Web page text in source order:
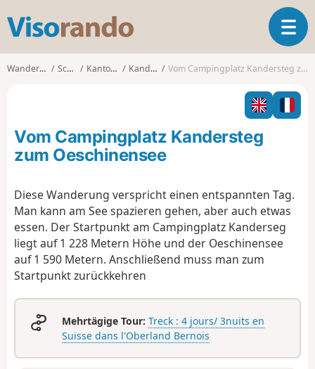
s
o
o
T
o
g
l
n
a
t
Wanderungen Schweiz Kanton Bern Kandersteg Vom Campingplatz Kandersteg zum Oeschinensee
Vom Campingplatz Kandersteg
zum Oeschinensee
Diese Wanderung verspricht einen entspannten Tag.
Man kann am See spazieren gehen, aber auch etwas
essen. Der Startpunkt am Campingplatz Kanderseg
liegt auf 1 228 Metern Höhe und der Oeschinensee
auf 1 590 Metern. Anschließend muss man zum
Startpunkt zurückkehren
Mehrtägige Tour: Treck : 4 jours/ 3nuits en
Suisse dans l'Oberland Bernois